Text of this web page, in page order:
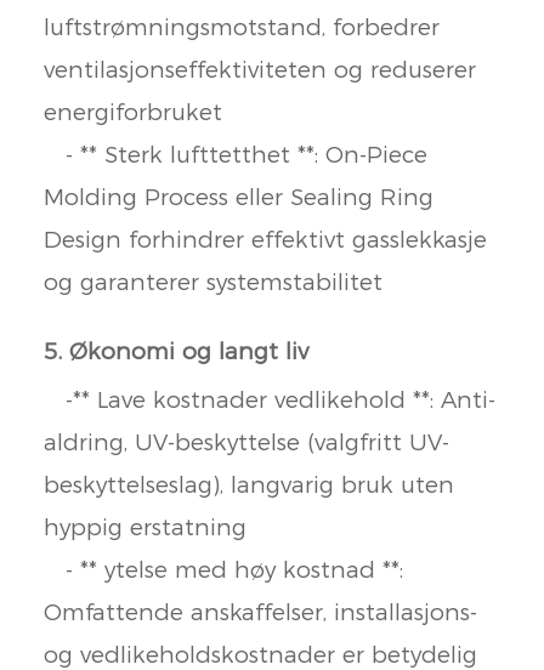
luftstrømningsmotstand, forbedrer
ventilasjonseffektiviteten og reduserer
energiforbruket
- ** Sterk lufttetthet **: On-Piece
Molding Process eller Sealing Ring
Design forhindrer effektivt gasslekkasje
og garanterer systemstabilitet
5. Økonomi og langt liv
-** Lave kostnader vedlikehold **: Anti-
aldring, UV-beskyttelse (valgfritt UV-
beskyttelseslag), langvarig bruk uten
hyppig erstatning
- ** ytelse med høy kostnad **:
Omfattende anskaffelser, installasjons-
og vedlikeholdskostnader er betydelig